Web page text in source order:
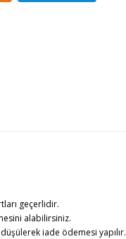
geçerlidir.
alabilirsiniz.
iade ödemesi yapılır.